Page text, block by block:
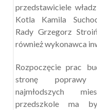
przedstawiciele
Kotla Kamila
Rady Grzegorz
również wykonawca
Rozpoczęcie prac
stronę poprawy
najmłodszych
przedszkole ma